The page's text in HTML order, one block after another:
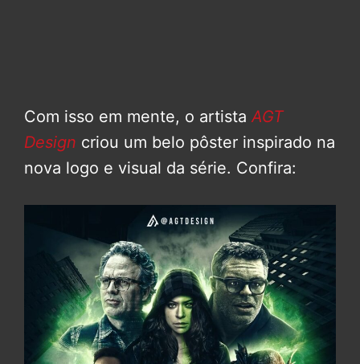
Com isso em mente, o artista AGT
Design criou um belo pôster inspirado na
nova logo e visual da série. Confira: